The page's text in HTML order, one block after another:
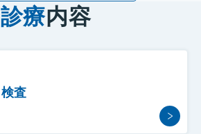
診療内容
検査